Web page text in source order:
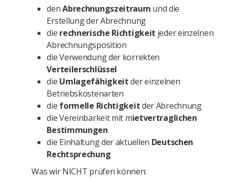
denAbrechnungszeitraum und die
Erstellung der Abrechnung
die rechnerische Richtigkeit jeder einzelnen
Abrechnungsposition
die Verwendung der korrekten
Verteilerschlüssel
die Umlagefähigkeitder einzelnen
Betriebskostenarten
die formelle Richtigkeitder Abrechnung
die Vereinbarkeit mit mietvertraglichen
Bestimmungen
die Einhaltung der aktuellen Deutschen
Rechtsprechung
Was wir NICHT prüfen können: